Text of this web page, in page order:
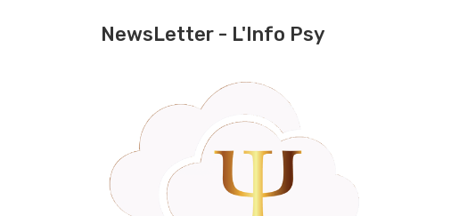
NewsLetter - L'Info Psy